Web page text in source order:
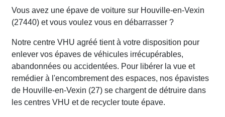
Vous avez une épave de voiture sur Houville-en-Vexin
(27440) et vous voulez vous en débarrasser ?
Notre centre VHU agréé tient à votre disposition pour
enlever vos épaves de véhicules irrécupérables,
abandonnées ou accidentées. Pour libérer la vue et
remédier à l'encombrement des espaces, nos épavistes
de Houville-en-Vexin (27) se chargent de détruire dans
les centres VHU et de recycler toute épave.